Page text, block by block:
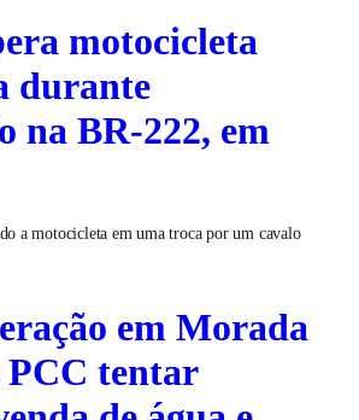
motocicleta
durante
na BR-222, em
a motocicleta em uma troca por um cavalo
em Morada
PCC tentar